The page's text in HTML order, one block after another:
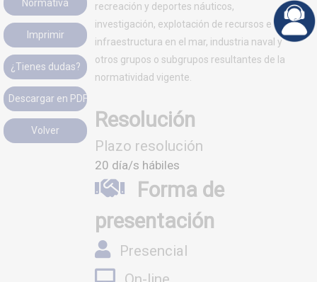
recreación y deportes náuticos,
investigación, explotación de recursos e
infraestructura en el mar, industria naval y
otros grupos o subgrupos resultantes de la
normatividad vigente.
Resolución
Plazo resolución
20 día/s hábiles
Forma de
presentación
Presencial